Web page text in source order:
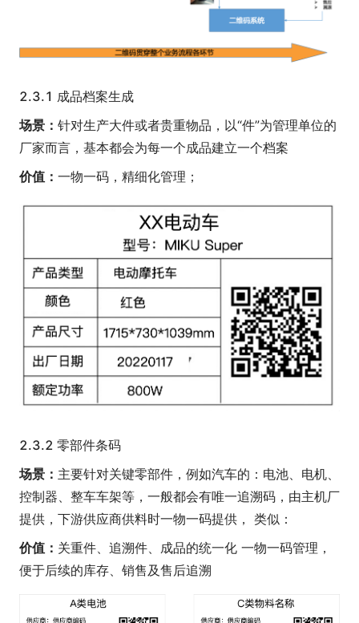
2.3.1 成品档案生成
场景： 针对生产大件或者贵重物品，以“件”为管理单位的
厂家而言，基本都会为每一个成品建立一个档案
价值： 一物一码，精细化管理；
2.3.2 零部件条码
场景： 主要针对关键零部件，例如汽车的：电池、电机、
控制器、整车车架等，一般都会有唯一追溯码，由主机厂
提供，下游供应商供料时一物一码提供， 类似：
价值： 关重件、追溯件、成品的统一化 一物一码管理，
便于后续的库存、销售及售后追溯